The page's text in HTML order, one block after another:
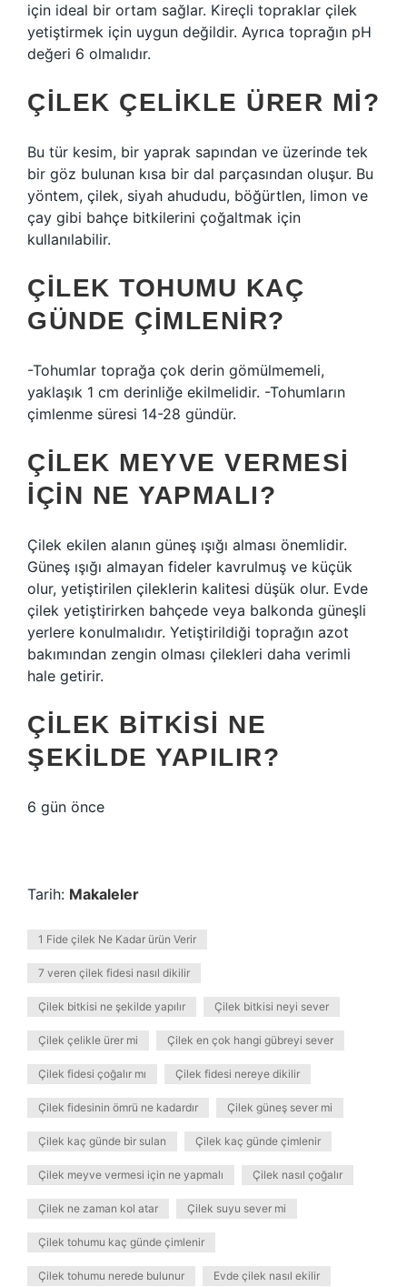
için ideal bir ortam sağlar. Kireçli topraklar çilek
yetiştirmek için uygun değildir. Ayrıca toprağın pH
değeri 6 olmalıdır.
ÇILEK ÇELIKLE ÜRER MI?
Bu tür kesim, bir yaprak sapından ve üzerinde tek
bir göz bulunan kısa bir dal parçasından oluşur. Bu
yöntem, çilek, siyah ahududu, böğürtlen, limon ve
çay gibi bahçe bitkilerini çoğaltmak için
kullanılabilir.
ÇILEK TOHUMU KAÇ
GÜNDE ÇIMLENIR?
-Tohumlar toprağa çok derin gömülmemeli,
yaklaşık 1 cm derinliğe ekilmelidir. -Tohumların
çimlenme süresi 14-28 gündür.
ÇILEK MEYVE VERMESI
IÇIN NE YAPMALI?
Çilek ekilen alanın güneş ışığı alması önemlidir.
Güneş ışığı almayan fideler kavrulmuş ve küçük
olur, yetiştirilen çileklerin kalitesi düşük olur. Evde
çilek yetiştirirken bahçede veya balkonda güneşli
yerlere konulmalıdır. Yetiştirildiği toprağın azot
bakımından zengin olması çilekleri daha verimli
hale getirir.
ÇILEK BITKISI NE
ŞEKILDE YAPILIR?
6 gün önce
Tarih: Makaleler
1 Fide çilek Ne Kadar ürün Verir
7 veren çilek fidesi nasıl dikilir
Çilek bitkisi ne şekilde yapılır Çilek bitkisi neyi sever
Çilek çelikle ürer mi Çilek en çok hangi gübreyi sever
Çilek fidesi çoğalır mı Çilek fidesi nereye dikilir
Çilek fidesinin ömrü ne kadardır Çilek güneş sever mi
Çilek kaç günde bir sulan Çilek kaç günde çimlenir
Çilek meyve vermesi için ne yapmalı Çilek nasıl çoğalır
Çilek ne zaman kol atar Çilek suyu sever mi
Çilek tohumu kaç günde çimlenir
Çilek tohumu nerede bulunur Evde çilek nasıl ekilir